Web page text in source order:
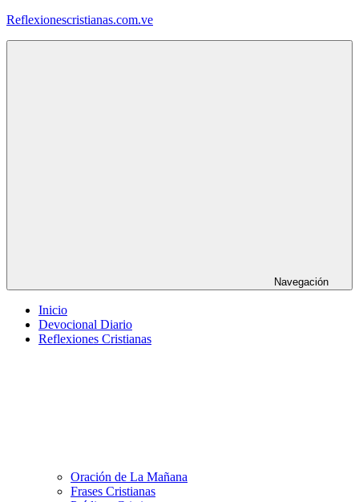
Saltar
Reflexionescristianas.com.ve
Navegación
Inicio
Devocional Diario
Reflexiones Cristianas
Oración de La Mañana
Frases Cristianas